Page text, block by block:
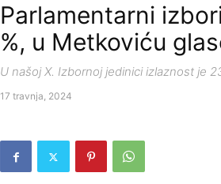
Parlamentarni
%, u Metkoviću
U našoj X. Izbornoj jedinici izlaznost je
17 travnja, 2024